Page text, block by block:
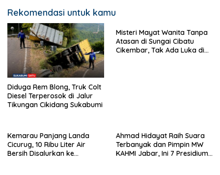
Rekomendasi untuk kamu
Diduga Rem Blong, Truk Colt
Diesel Terperosok di Jalur
Tikungan Cikidang Sukabumi
Misteri Mayat Wanita Tanpa
Atasan di Sungai Cibatu
Cikembar, Tak Ada Luka di
Kemarau Panjang Landa
Cicurug, 10 Ribu Liter Air
Bersih Disalurkan ke
Ahmad Hidayat Raih Suara
Terbanyak dan Pimpin MW
KAHMI Jabar, Ini 7 Presidium